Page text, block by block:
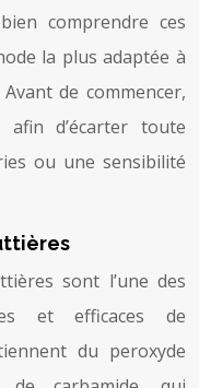
comprendre ces
la plus adaptée à
de commencer,
d’écarter toute
ou une sensibilité
sont l’une des
et efficaces de
du peroxyde